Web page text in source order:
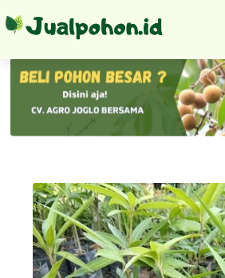
Bibit Mangga Apel Okulasi Mudah Cepat Berbuah Bisa